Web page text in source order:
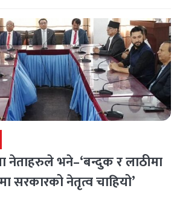
नेताहरुले भने–‘बन्दुक र लाठीमा
सरकारको नेतृत्व चाहियो’